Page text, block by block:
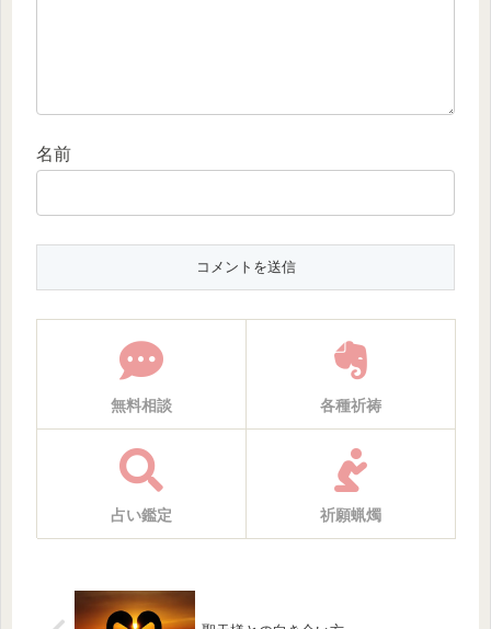
名前
無料相談 各種祈祷
占い鑑定 祈願蝋燭